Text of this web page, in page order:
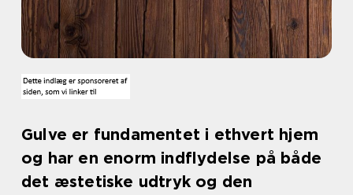
Gulve er fundamentet i ethvert hjem
og har en enorm indflydelse på både
det æstetiske udtryk og den